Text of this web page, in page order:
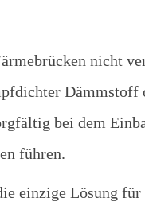
nicht
Dämmstoff
bei dem
führen.
einzige Lösung für